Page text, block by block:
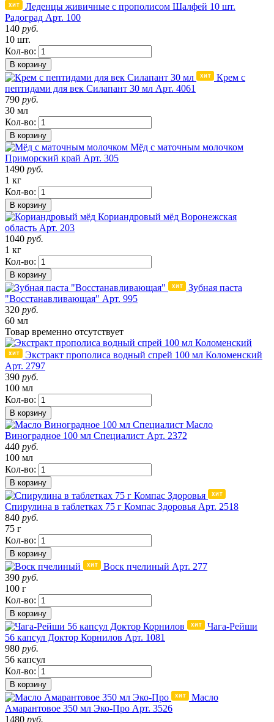
Леденцы живичные с прополисом Шалфей 10 шт.
Радоград Арт. 100
140 руб.
10 шт.
Кол-во:
В корзину
Крем с
пептидами для век Силапант 30 мл Арт. 4061
790 руб.
30 мл
Кол-во:
В корзину
Мёд с маточным молочком
Приморский край Арт. 305
1490 руб.
1 кг
Кол-во:
В корзину
Кориандровый мёд Воронежская
область Арт. 203
1040 руб.
1 кг
Кол-во:
В корзину
Зубная паста
"Восстанавливающая" Арт. 995
320 руб.
60 мл
Товар временно отсутствует
Экстракт прополиса водный спрей 100 мл Коломенский
Арт. 2797
390 руб.
100 мл
Кол-во:
В корзину
Масло
Виноградное 100 мл Специалист Арт. 2372
440 руб.
100 мл
Кол-во:
В корзину
Спирулина в таблетках 75 г Компас Здоровья Арт. 2518
840 руб.
75 г
Кол-во:
В корзину
Воск пчелиный Арт. 277
390 руб.
100 г
Кол-во:
В корзину
Чага-Рейши
56 капсул Доктор Корнилов Арт. 1081
980 руб.
56 капсул
Кол-во:
В корзину
Масло
Амарантовое 350 мл Эко-Про Арт. 3526
1480 руб.